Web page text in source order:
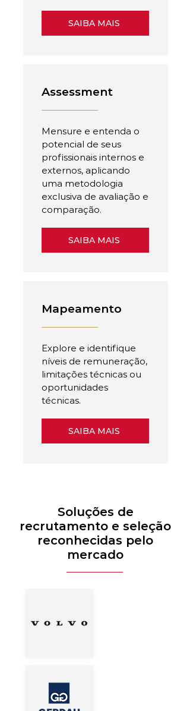
SAIBA MAIS
Assessment
Mensure e entenda o
potencial de seus
profissionais internos e
externos, aplicando
uma metodologia
exclusiva de avaliação e
comparação.
SAIBA MAIS
Mapeamento
Explore e identifique
níveis de remuneração,
limitações técnicas ou
oportunidades
técnicas.
SAIBA MAIS
Soluções de
recrutamento e seleção
reconhecidas pelo
mercado